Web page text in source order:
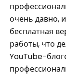
очень давно,
бесплатная
работы, что
YouTube-